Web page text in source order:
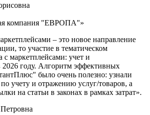
компания "ЕВРОПА"»
– это новое направление
то участие в тематическом
с маркетплейсами: учет и
2026 году. Алгоритм эффективных
было очень полезно: узнали
учету и отражению услуг/товаров, а
на статьи в законах в рамках затрат».